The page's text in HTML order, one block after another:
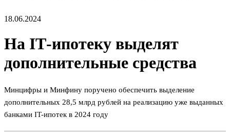
18.06.2024
На IТ-ипотеку выделят
дополнительные средства
Минцифры и Минфину поручено обеспечить выделение
дополнительных 28,5 млрд рублей на реализацию уже выданных
банками IT-ипотек в 2024 году